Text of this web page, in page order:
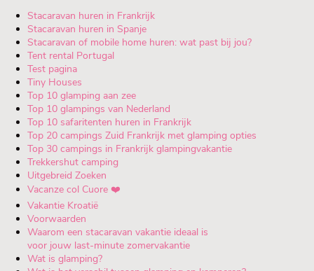
Stacaravan huren in Frankrijk
Stacaravan huren in Spanje
Stacaravan of mobile home huren: wat past bij jou?
Tent rental Portugal
Test pagina
Tiny Houses
Top 10 glamping aan zee
Top 10 glampings van Nederland
Top 10 safaritenten huren in Frankrijk
Top 20 campings Zuid Frankrijk met glamping opties
Top 30 campings in Frankrijk glampingvakantie
Trekkershut camping
Uitgebreid Zoeken
Vacanze col Cuore ❤️
Vakantie Kroatië
Voorwaarden
Waarom een stacaravan vakantie ideaal is
voor jouw last-minute zomervakantie
Wat is glamping?